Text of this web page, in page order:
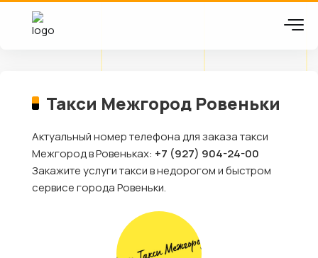
Такси Межгород Ровеньки
Актуальный номер телефона для заказа такси
Межгород в Ровеньках: +7 (927) 904-24-00
Закажите услуги такси в недорогом и быстром
сервисе города Ровеньки.